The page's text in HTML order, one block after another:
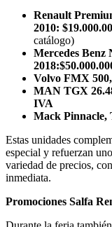
Renault
2010:
catálogo)
Mercedes Benz
Volvo FMX
MAN TGX
IVA
Mack Pinnacle,
Estas unidades
especial y refuerzan
variedad de precios,
inmediata.
Promociones Salfa